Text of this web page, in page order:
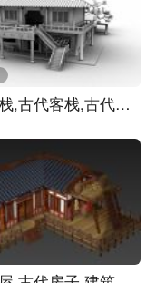
龙门客栈,古代客栈,古代建..